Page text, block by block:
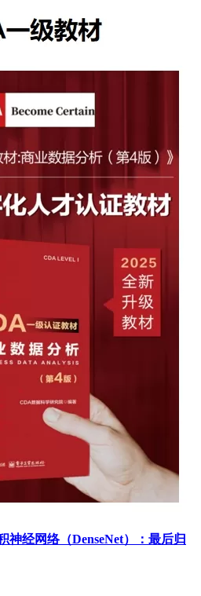
神经网络（DenseNet）：最后归